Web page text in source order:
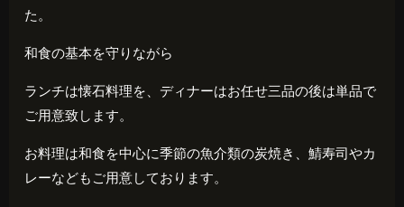
た。
和食の基本を守りながら
ランチは懐石料理を、ディナーはお任せ三品の後は単品で
ご用意致します。
お料理は和食を中心に季節の魚介類の炭焼き、鯖寿司やカ
レーなどもご用意しております。